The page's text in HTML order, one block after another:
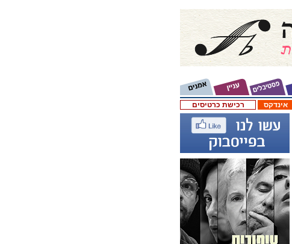
רכישת כרטיסים אינדקס